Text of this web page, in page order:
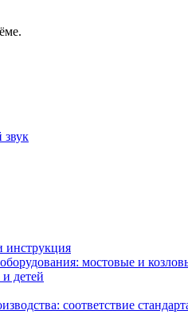
звук
инструкция
мостовые и
детей
соответствие